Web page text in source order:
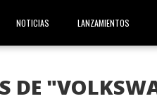
NOTICIAS LANZAMIENTOS
DE